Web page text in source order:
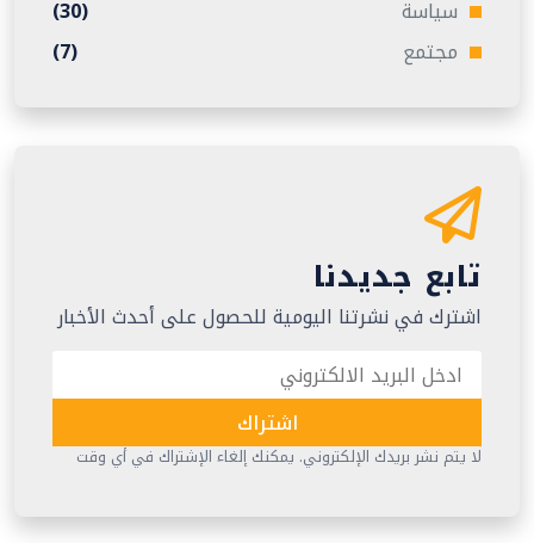
سياسة
(30)
مجتمع
(7)
تابع جديدنا
اشترك في نشرتنا اليومية للحصول على أحدث الأخبار
اشتراك
لا يتم نشر بريدك الإلكتروني. يمكنك إلغاء الإشتراك في أي وقت